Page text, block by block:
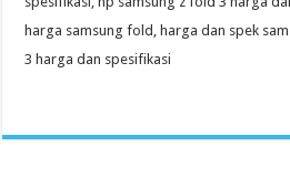
harga samsung fold, harga dan spek
3 harga dan spesifikasi